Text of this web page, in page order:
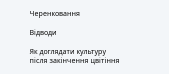
Черенковання
Відводи
Як доглядати культуру
після закінчення цвітіння